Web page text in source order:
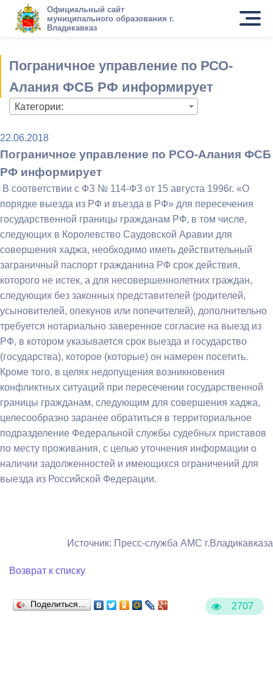
Официальный сайт
муниципального образования г.
Владикавказ
Пограничное управление по РСО-
Алания ФСБ РФ информирует
Категории:
2707
22.06.2018
Пограничное управление по РСО-Алания ФСБ
РФ информирует
В соответствии с ФЗ № 114-ФЗ от 15 августа 1996г. «О
порядке выезда из РФ и въезда в РФ» для пересечения
государственной границы гражданам РФ, в том числе,
следующих в Королевство Саудовской Аравии для
совершения хаджа, необходимо иметь действительный
заграничный паспорт гражданина РФ срок действия,
которого не истек, а для несовершеннолетних граждан,
следующих без законных представителей (родителей,
усыновителей, опекунов или попечителей), дополнительно
требуется нотариально заверенное согласие на выезд из
РФ, в котором указывается срок выезда и государство
(государства), которое (которые) он намерен посетить.
Кроме того, в целях недопущения возникновения
конфликтных ситуаций при пересечении государственной
границы гражданам, следующим для совершения хаджа,
целесообразно заранее обратиться в территориальное
подразделение Федеральной службы судебных приставов
по месту проживания, с целью уточнения информации о
наличии задолженностей и имеющихся ограничений для
выезда из Российской Федерации.
Источник: Пресс-служба АМС г.Владикавказа
Возврат к списку
Поделиться…